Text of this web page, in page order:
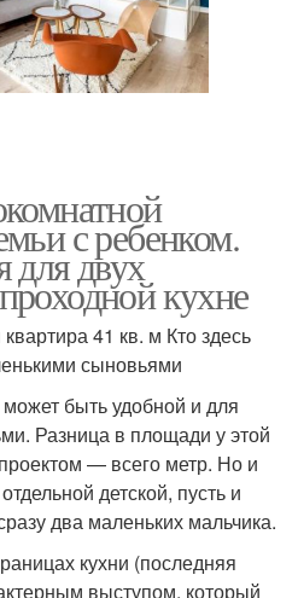
с ребенком.
для двух
кухне
41 кв. м Кто здесь
сыновьями
быть удобной и для
Разница в площади у этой
— всего метр. Но и
детской, пусть и
два маленьких мальчика.
кухни (последняя
выступом, который